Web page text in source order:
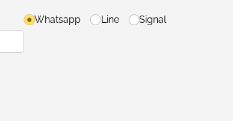
typeWhatsapp Line Signal